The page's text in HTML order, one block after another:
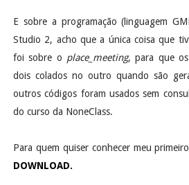
E sobre a programação (linguagem
Studio 2, acho que a única coisa que
foi sobre o place_meeting, para que
dois colados no outro quando são
outros códigos foram usados sem
do curso da NoneClass.
Para quem quiser conhecer meu
DOWNLOAD.